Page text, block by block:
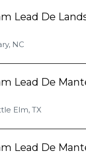
Lead De
NC
Lead De
Elm, TX
Lead De